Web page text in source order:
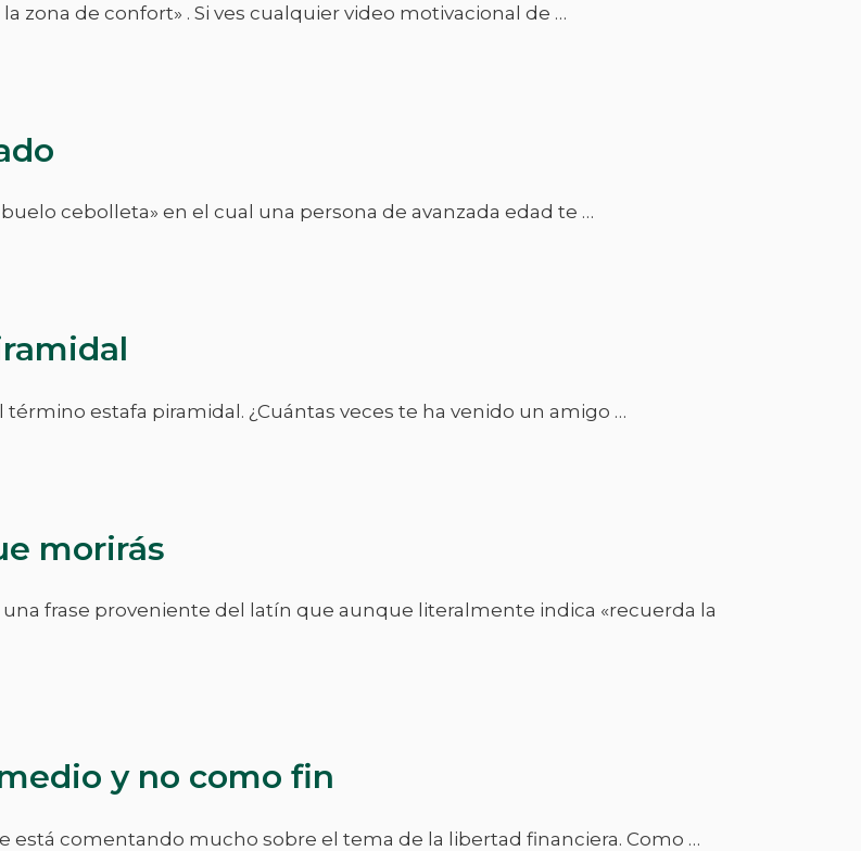
zona de confort» . Si ves cualquier video motivacional de …
cebolleta» en el cual una persona de avanzada edad te …
estafa piramidal. ¿Cuántas veces te ha venido un amigo …
morirás
frase proveniente del latín que aunque literalmente indica «recuerda la
y no como fin
está comentando mucho sobre el tema de la libertad financiera. Como …